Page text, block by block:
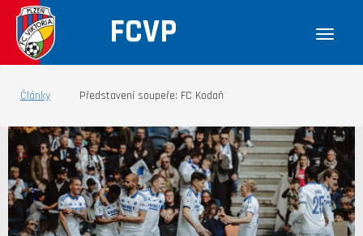
FCVP
Články Představení soupeře: FC Kodaň